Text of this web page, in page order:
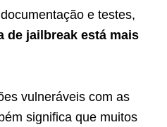
e testes,
de jailbreak está mais
vulneráveis com as
significa que muitos